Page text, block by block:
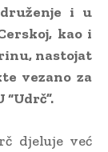
i u
kao i
nastojat
vezano za
djeluje već